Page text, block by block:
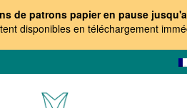
de patrons papier en pause
disponibles en téléchargement